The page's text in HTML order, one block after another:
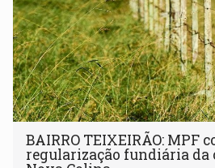
BAIRRO TEIXEIRÃO: MPF
regularização fundiária da